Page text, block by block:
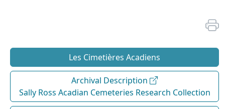
Les Cimetières Acadiens
Archival Description
Sally Ross Acadian Cemeteries Research Collection